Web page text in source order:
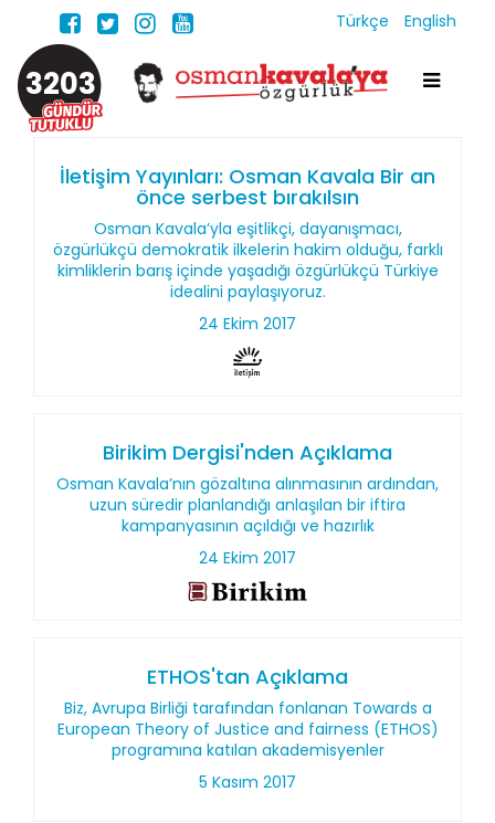
Türkçe English
3203
İletişim Yayınları: Osman Kavala Bir an
önce serbest bırakılsın
Osman Kavala’yla eşitlikçi, dayanışmacı,
özgürlükçü demokratik ilkelerin hakim olduğu, farklı
kimliklerin barış içinde yaşadığı özgürlükçü Türkiye
idealini paylaşıyoruz.
24 Ekim 2017
Birikim Dergisi'nden Açıklama
Osman Kavala’nın gözaltına alınmasının ardından,
uzun süredir planlandığı anlaşılan bir iftira
kampanyasının açıldığı ve hazırlık
24 Ekim 2017
ETHOS'tan Açıklama
Biz, Avrupa Birliği tarafından fonlanan Towards a
European Theory of Justice and fairness (ETHOS)
programına katılan akademisyenler
5 Kasım 2017